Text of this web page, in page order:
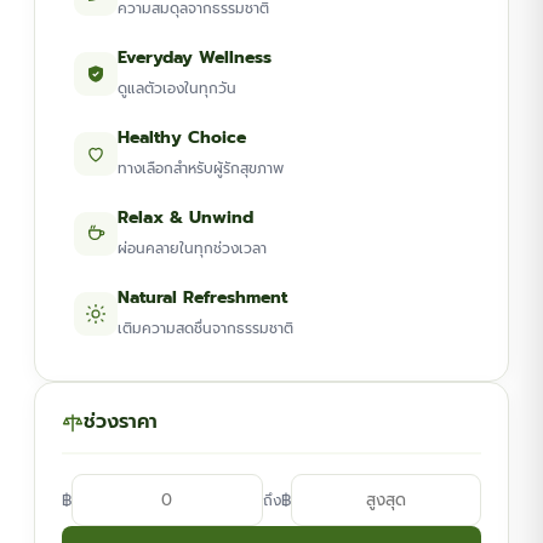
ความสมดุลจากธรรมชาติ
Everyday Wellness
ดูแลตัวเองในทุกวัน
Healthy Choice
ทางเลือกสำหรับผู้รักสุขภาพ
Relax & Unwind
ผ่อนคลายในทุกช่วงเวลา
Natural Refreshment
เติมความสดชื่นจากธรรมชาติ
ช่วงราคา
฿ ถึง฿